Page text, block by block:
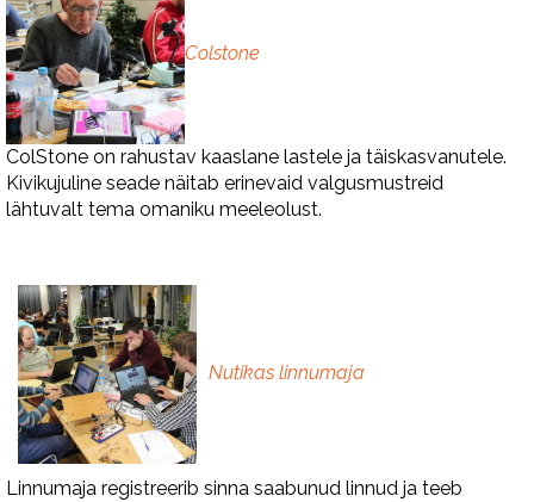
Colstone
ColStone on rahustav kaaslane lastele ja täiskasvanutele.
Kivikujuline seade näitab erinevaid valgusmustreid
lähtuvalt tema omaniku meeleolust.
Nutikas linnumaja
Linnumaja registreerib sinna saabunud linnud ja teeb